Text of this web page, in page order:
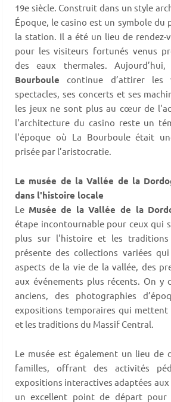
19e siècle. Construit dans un style
Époque, le casino est un symbole du
la station. Il a été un lieu de rendez-
pour les visiteurs fortunés venus
des eaux thermales.
Bourboule continue d’attirer les
spectacles, ses concerts et ses
les jeux ne sont plus au cœur de
l'architecture du casino reste un
l'époque où La Bourboule était
prisée par l’aristocratie.
Le musée de la Vallée de la
dans l'histoire locale
Le Musée de la Vallée de la
étape incontournable pour ceux qui
plus sur l'histoire et les traditions
présente des collections variées
aspects de la vie de la vallée, des
aux événements plus récents. On y
anciens, des photographies
expositions temporaires qui
et les traditions du Massif Central.
Le musée est également un lieu de
familles, offrant des activités
expositions interactives adaptées
un excellent point de départ pour